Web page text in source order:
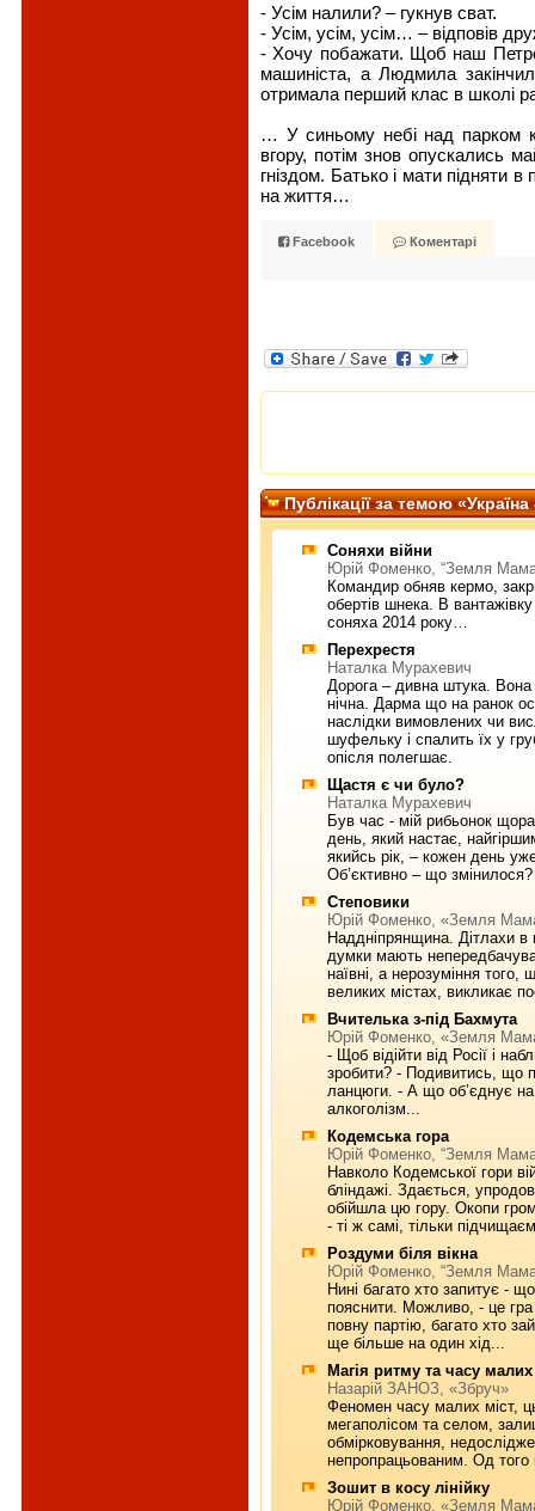
- Усім налили? – гукнув сват.
- Усім, усім, усім… – відповів
- Хочу побажати. Щоб наш
машиніста, а Людмила
отримала перший клас в школі
… У синьому небі над парком
вгору, потім знов опускались
гніздом. Батько і мати підняти
на життя…
Facebook Коментарі
Публiкацiї за темою
Соняхи війни
Юрій Фоменко, “Земля
Командир обняв кермо,
обертів шнека. В
соняха 2014 року…
Перехрестя
Наталка Мурахевич
Дорога – дивна штука.
нічна. Дарма що на ранок
наслідки вимовлених чи
шуфельку і спалить їх у
опісля полегшає.
Щастя є чи було?
Наталка Мурахевич
Був час - мій рибьонок
день, який настає,
якийсь рік, – кожен день
Об’єктивно – що
Степовики
Юрій Фоменко, «Земля
Наддніпрянщина. Дітлахи в
думки мають
наївні, а нерозуміння
великих містах, викликає
Вчителька з-під Бахмута
Юрій Фоменко, «Земля
- Щоб відійти від Росії і
зробити? - Подивитись, що
ланцюги. - А що об’єднує
алкоголізм...
Кодемська гора
Юрій Фоменко, “Земля
Навколо Кодемської гори
бліндажі. Здається,
обійшла цю гору. Окопи
- ті ж самі, тільки
Роздуми біля вікна
Юрій Фоменко, “Земля
Нині багато хто запитує -
пояснити. Можливо, - це
повну партію, багато хто
ще більше на один хід...
Магія ритму та часу малих
Назарiй ЗАНОЗ, «Збруч»
Феномен часу малих міст,
мегаполісом та селом,
обмірковування,
непропрацьованим. Од того
Зошит в косу лінійку
Юрій Фоменко, «Земля